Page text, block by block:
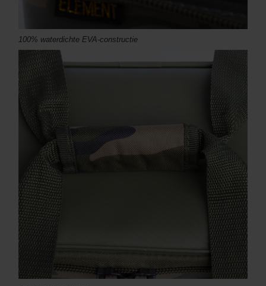
100% waterdichte EVA-constructie